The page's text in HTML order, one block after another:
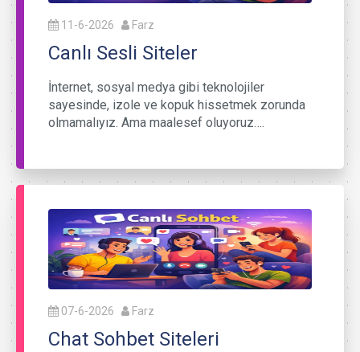
11-6-2026 Farz
Canlı Sesli Siteler
İnternet, sosyal medya gibi teknolojiler
sayesinde, izole ve kopuk hissetmek zorunda
olmamalıyız. Ama maalesef oluyoruz….
07-6-2026 Farz
Chat Sohbet Siteleri